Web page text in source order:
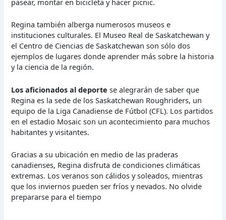
pasear, montar en bicicleta y hacer picnic.
Regina también alberga numerosos museos e
instituciones culturales. El Museo Real de Saskatchewan y
el Centro de Ciencias de Saskatchewan son sólo dos
ejemplos de lugares donde aprender más sobre la historia
y la ciencia de la región.
Los aficionados al deporte se alegrarán de saber que
Regina es la sede de los Saskatchewan Roughriders, un
equipo de la Liga Canadiense de Fútbol (CFL). Los partidos
en el estadio Mosaic son un acontecimiento para muchos
habitantes y visitantes.
Gracias a su ubicación en medio de las praderas
canadienses, Regina disfruta de condiciones climáticas
extremas. Los veranos son cálidos y soleados, mientras
que los inviernos pueden ser fríos y nevados. No olvide
prepararse para el tiempo